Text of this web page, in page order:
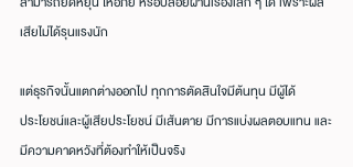
เสียไม่ได้รุนแรงนัก
แต่ธุรกิจนั้นแตกต่างออกไป ทุกการตัดสินใจมีต้นทุน มีผู้ได้
ประโยชน์และผู้เสียประโยชน์ มีเส้นตาย มีการแบ่งผลตอบแทน และ
มีความคาดหวังที่ต้องทำให้เป็นจริง